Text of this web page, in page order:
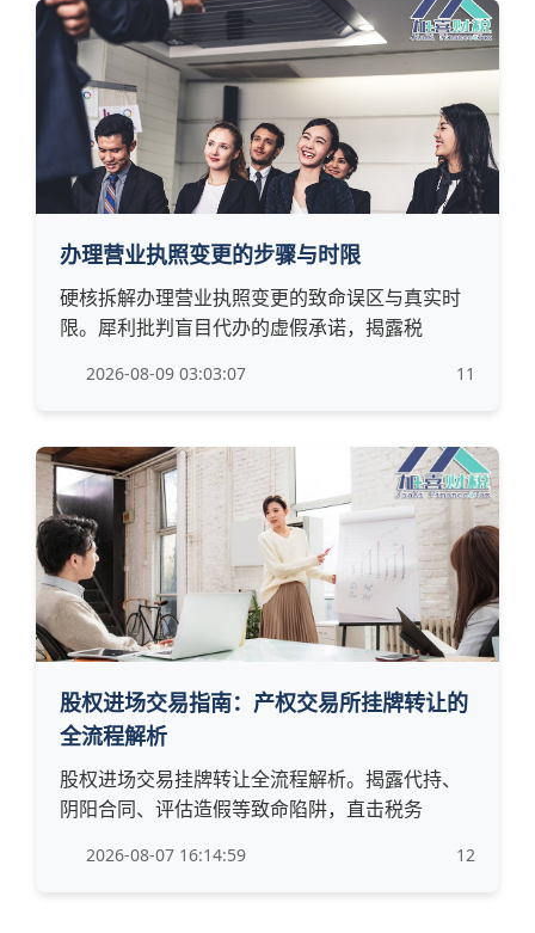
办理营业执照变更的步骤与时限
硬核拆解办理营业执照变更的致命误区与真实时
限。犀利批判盲目代办的虚假承诺，揭露税
2026-08-09 03:03:07 11
股权进场交易指南：产权交易所挂牌转让的
全流程解析
股权进场交易挂牌转让全流程解析。揭露代持、
阴阳合同、评估造假等致命陷阱，直击税务
2026-08-07 16:14:59 12